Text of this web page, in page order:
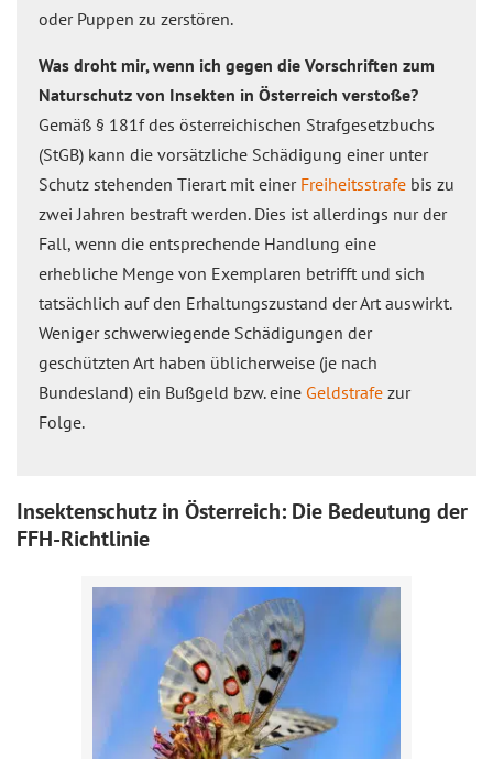
oder Puppen zu zerstören.
Was droht mir, wenn ich gegen die Vorschriften zum
Naturschutz von Insekten in Österreich verstoße?
Gemäß § 181f des österreichischen Strafgesetzbuchs
(StGB) kann die vorsätzliche Schädigung einer unter
Schutz stehenden Tierart mit einer Freiheitsstrafe bis zu
zwei Jahren bestraft werden. Dies ist allerdings nur der
Fall, wenn die entsprechende Handlung eine
erhebliche Menge von Exemplaren betrifft und sich
tatsächlich auf den Erhaltungszustand der Art auswirkt.
Weniger schwerwiegende Schädigungen der
geschützten Art haben üblicherweise (je nach
Bundesland) ein Bußgeld bzw. eine Geldstrafe zur
Folge.
Insektenschutz in Österreich: Die Bedeutung der
FFH-Richtlinie